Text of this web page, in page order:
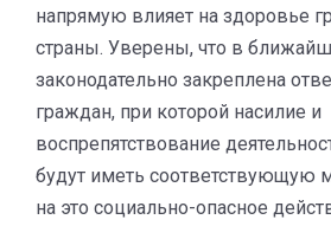
напрямую влияет на здоровье
страны. Уверены, что в
законодательно закреплена
граждан, при которой насилие и
воспрепятствование
будут иметь соответствующую
на это социально-опасное